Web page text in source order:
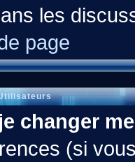
les
page
changer
(si